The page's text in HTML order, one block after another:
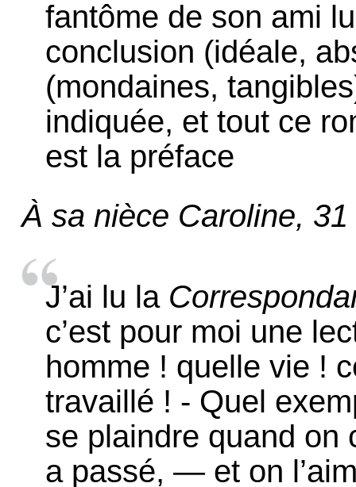
fantôme de son ami
conclusion (idéale,
(mondaines,
indiquée, et tout ce
est la préface
À sa nièce Caroline,
J’ai lu la
c’est pour moi une
homme ! quelle vie !
travaillé ! - Quel
se plaindre quand on
a passé, — et on